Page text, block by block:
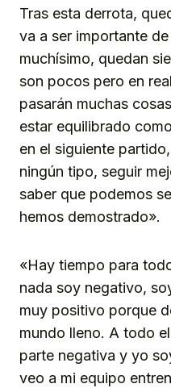
Tras esta derrota,
va a ser importante
muchísimo, quedan
son pocos pero en
pasarán muchas
estar equilibrado
en el siguiente
ningún tipo, seguir
saber que podemos
hemos demostrado».
«Hay tiempo para
nada soy negativo,
muy positivo porque
mundo lleno. A todo
parte negativa y yo
veo a mi equipo